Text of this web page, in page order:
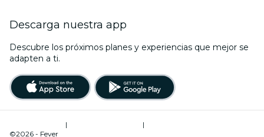
Descarga nuestra app
Descubre los próximos planes y experiencias que mejor se
adapten a ti.
| |
©2026 - Fever